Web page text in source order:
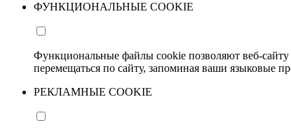
ФУНКЦИОНАЛЬНЫЕ COOKIE
Функциональные файлы cookie позволяют веб-
перемещаться по сайту, запоминая ваши языковые
РЕКЛАМНЫЕ COOKIE